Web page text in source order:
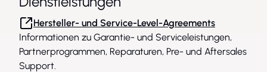
Hersteller- und Service-Level-Agreements
Informationen zu Garantie- und Serviceleistungen,
Partnerprogrammen, Reparaturen, Pre- und Aftersales
Support.